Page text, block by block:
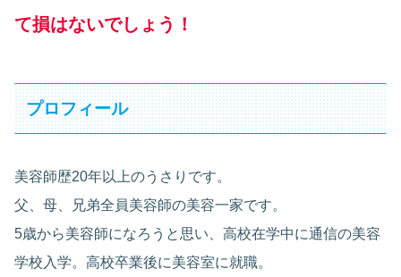
て損はないでしょう！
プロフィール
美容師歴20年以上のうさりです。
父、母、兄弟全員美容師の美容一家です。
5歳から美容師になろうと思い、高校在学中に通信の美容
学校入学。高校卒業後に美容室に就職。